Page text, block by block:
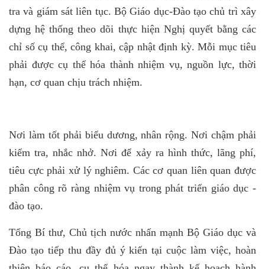
tra và giám sát liên tục. Bộ Giáo dục-Đào tạo chủ trì xây
dựng hệ thống theo dõi thực hiện Nghị quyết bằng các
chỉ số cụ thể, công khai, cập nhật định kỳ. Mỗi mục tiêu
phải được cụ thể hóa thành nhiệm vụ, nguồn lực, thời
hạn, cơ quan chịu trách nhiệm.
Nơi làm tốt phải biểu dương, nhân rộng. Nơi chậm phải
kiểm tra, nhắc nhở. Nơi để xảy ra hình thức, lãng phí,
tiêu cực phải xử lý nghiêm. Các cơ quan liên quan được
phân công rõ ràng nhiệm vụ trong phát triển giáo dục -
đào tạo.
Tổng Bí thư, Chủ tịch nước nhấn mạnh Bộ Giáo dục và
Đào tạo tiếp thu đầy đủ ý kiến tại cuộc làm việc, hoàn